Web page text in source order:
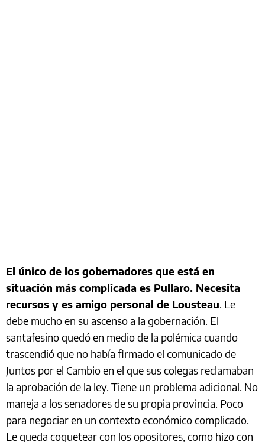
El único de los gobernadores que está en
situación más complicada es Pullaro. Necesita
recursos y es amigo personal de Lousteau. Le
debe mucho en su ascenso a la gobernación. El
santafesino quedó en medio de la polémica cuando
trascendió que no había firmado el comunicado de
Juntos por el Cambio en el que sus colegas reclamaban
la aprobación de la ley. Tiene un problema adicional. No
maneja a los senadores de su propia provincia. Poco
para negociar en un contexto económico complicado.
Le queda coquetear con los opositores, como hizo con